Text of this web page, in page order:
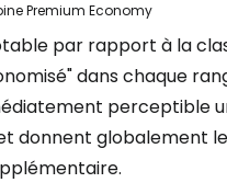
Premium Economy
par rapport à la
dans chaque
perceptible
donnent globalement